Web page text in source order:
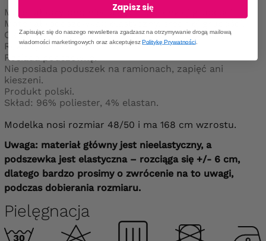
Materiał (szyfon): nieelastyczny, cienkiej grubości.
Materiał (podszewka): elastyczny, średniej grubości.
Okrągły dekolt.
Rękawy ½.
Posiada podszewkę.
Nie posiada poduszek na ramionach, zapięć ani
kieszeni.
Produkt polski.
Skład: 96% poliester, 4% elastan.
Modelka nosi rozmiar 48/50 i ma 168 cm wzrostu.
Uwaga: materiał główny jest nieelastyczny, a
podszewka jest elastyczna – rozciąga się +/- 6 cm,
dlatego bardzo prosimy o zwrócenie na to uwagi,
podczas dobierania rozmiaru.
Pielęgnacja
Zapisz się
Zapisując się do naszego newslettera zgadzasz na otrzymywanie drogą mailową
wiadomości marketingowych oraz akceptujeszPolitykę Prywatności.